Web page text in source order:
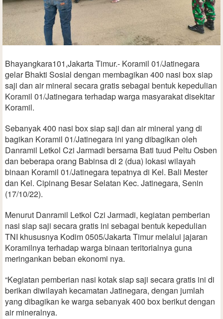
Bhayangkara101,Jakarta Timur.- Koramil 01/Jatinegara
gelar Bhakti Sosial dengan membagikan 400 nasi box siap
saji dan air mineral secara gratis sebagai bentuk kepedulian
Koramil 01/Jatinegara terhadap warga masyarakat disekitar
Koramil.
Sebanyak 400 nasi box siap saji dan air mineral yang di
bagikan Koramil 01/Jatinegara ini yang dibagikan oleh
Danramil Letkol Czi Jarmadi bersama Bati tuud Peltu Osben
dan beberapa orang Babinsa di 2 (dua) lokasi wilayah
binaan Koramil 01/Jatinegara tepatnya di Kel. Bali Mester
dan Kel. Cipinang Besar Selatan Kec. Jatinegara, Senin
(17/10/22).
Menurut Danramil Letkol Czi Jarmadi, kegiatan pemberian
nasi siap saji secara gratis ini sebagai bentuk kepedulian
TNI khususnya Kodim 0505/Jakarta Timur melalui jajaran
Koramilnya terhadap warga binaan teritorialnya guna
meringankan beban ekonomi nya.
“Kegiatan pemberian nasi kotak siap saji secara gratis ini di
berikan diwilayah kecamatan Jatinegara, dengan jumlah
yang dibagikan ke warga sebanyak 400 box berikut dengan
air mineralnya.